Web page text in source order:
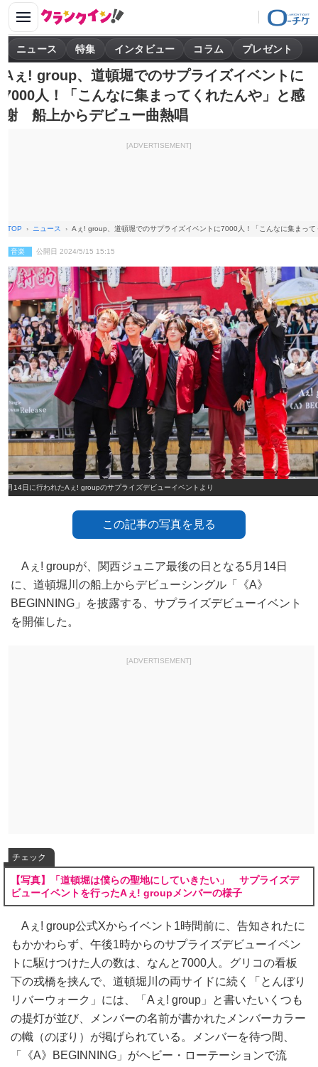
ニュース 特集 インタビュー コラム プレゼント
Aぇ! group、道頓堀でのサプライズイベントに
7000人！「こんなに集まってくれたんや」と感
謝 船上からデビュー曲熱唱
[ADVERTISEMENT]
TOP ニュース Aぇ! group、道頓堀でのサプライズイベントに7000人！「こんなに集まっ
音楽 公開日 2024/5/15 15:15
5月14日に行われたAぇ! groupのサプライズデビューイベントより
この記事の写真を見る
Aぇ! groupが、関西ジュニア最後の日となる5月14日
に、道頓堀川の船上からデビューシングル「《A》
BEGINNING」を披露する、サプライズデビューイベント
を開催した。
[ADVERTISEMENT]
チェック
【写真】「道頓堀は僕らの聖地にしていきたい」 サプライズデ
ビューイベントを行ったAぇ! groupメンバーの様子
Aぇ! group公式Xからイベント1時間前に、告知されたに
もかかわらず、午後1時からのサプライズデビューイベン
トに駆けつけた人の数は、なんと7000人。グリコの看板
下の戎橋を挟んで、道頓堀川の両サイドに続く「とんぼり
リバーウォーク」には、「Aぇ! group」と書いたいくつも
の提灯が並び、メンバーの名前が書かれたメンバーカラー
の幟（のぼり）が掲げられている。メンバーを待つ間、
「《A》BEGINNING」がヘビー・ローテーションで流